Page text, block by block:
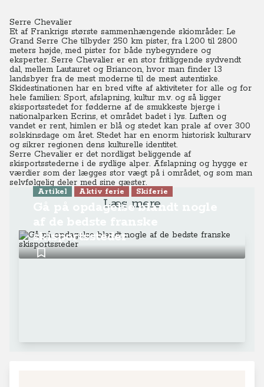
Serre Chevalier
Et af Frankrigs største sammenhængende skiområder: Le
Grand Serre Che tilbyder 250 km pister, fra 1.200 til 2800
meters højde, med pister for både nybegyndere og
eksperter. Serre Chevalier er en stor fritliggende sydvendt
dal, mellem Lautauret og Briancon, hvor man finder 13
landsbyer fra de mest moderne til de mest autentiske.
Skidestinationen har en bred vifte af aktiviteter for alle og for
hele familien: Sport, afslapning, kultur m.v. og så ligger
skisportsstedet for fødderne af de smukkeste bjerge i
nationalparken Ecrins, et området badet i lys. Luften og
vandet er rent, himlen er blå og stedet kan prale af over 300
solskinsdage om året. Stedet har en enorm historisk kulturarv
og sikrer regionen dens kulturelle identitet.
Serre Chevalier er det nordligst beliggende af
skisportsstederne i de sydlige alper. Afslapning og hygge er
værdier som der lægges stor vægt på i området, og som man
selvfølgelig deler med sine gæster.
Læs mere
Artikel Aktiv ferie Skiferie
Gå på opdagelse blandt nogle
skisportssteder